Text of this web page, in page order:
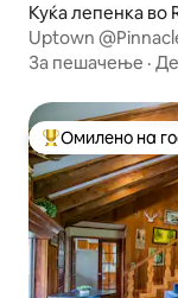
Куќа лепенка во
Uptown
пазарување
За пешачење ·
МеѓуОмилено на